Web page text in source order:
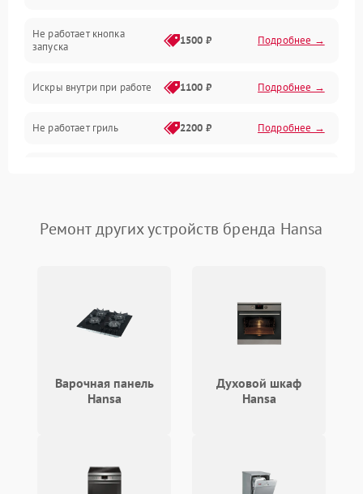
Нагрев и приготовление
Программное обеспечение
Не работает кнопка
запуска
1500 ₽ Подробнее →
Искры внутри при работе 1100 ₽ Подробнее →
Не работает гриль 2200 ₽ Подробнее →
Появление запаха гари 2400 ₽ Подробнее →
охлаждения
Подробнее →
Ремонт других устройств бренда Hansa
Варочная панель
Hansa
Духовой шкаф
Hansa